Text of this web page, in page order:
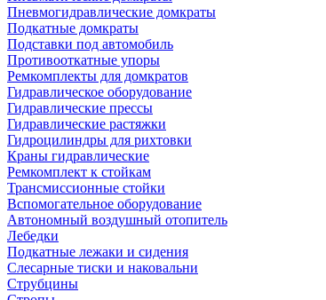
Пневмогидравлические домкраты
Подкатные домкраты
Подставки под автомобиль
Противооткатные упоры
Ремкомплекты для домкратов
Гидравлическое оборудование
Гидравлические прессы
Гидравлические растяжки
Гидроцилиндры для рихтовки
Краны гидравлические
Ремкомплект к стойкам
Трансмиссионные стойки
Вспомогательное оборудование
Автономный воздушный отопитель
Лебедки
Подкатные лежаки и сидения
Слесарные тиски и наковальни
Струбцины